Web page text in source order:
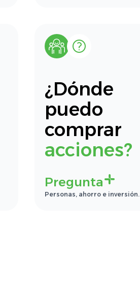
¿Dónde
puedo
comprar
acciones?
Pregunta
Personas, ahorro e inversión.